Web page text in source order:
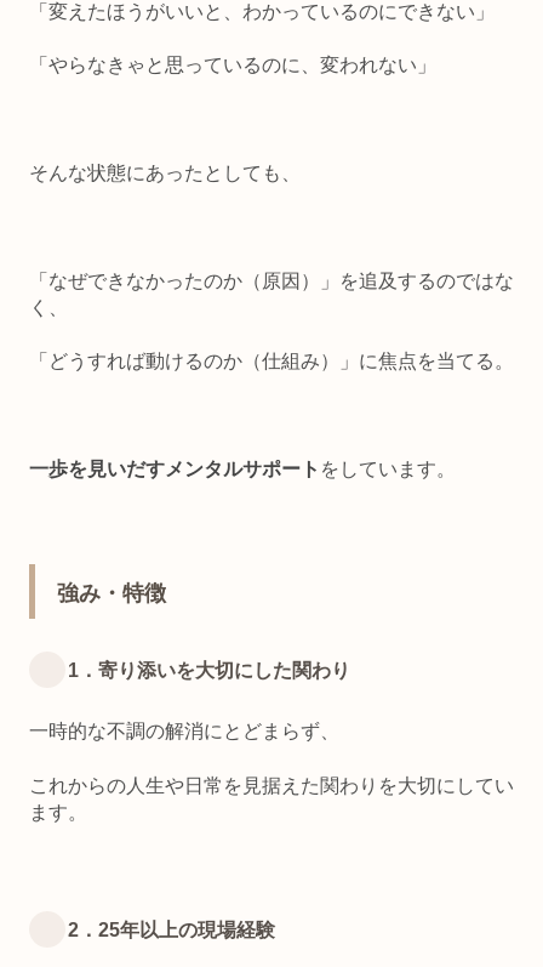
「変えたほうがいいと、わかっているのにできない」
「やらなきゃと思っているのに、変われない」
そんな状態にあったとしても、
「なぜできなかったのか（原因）」を追及するのではな
く、
「どうすれば動けるのか（仕組み）」に焦点を当てる。
一歩を見いだすメンタルサポート をしています。
強み・特徴
1．寄り添いを大切にした関わり
一時的な不調の解消にとどまらず、
これからの人生や日常を見据えた関わりを大切にしてい
ます。
2．25年以上の現場経験